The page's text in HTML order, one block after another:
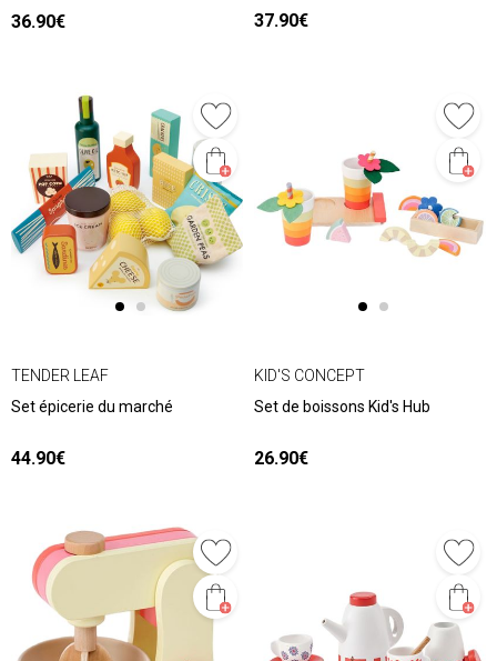
36.90€ 37.90€
TENDER LEAF
Set épicerie du marché
44.90€
KID'S CONCEPT
Set de boissons Kid's Hub
26.90€